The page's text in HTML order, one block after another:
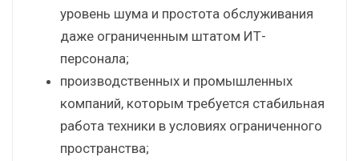
уровень шума и простота обслуживания
даже ограниченным штатом ИТ-
персонала;
производственных и промышленных
компаний, которым требуется стабильная
работа техники в условиях ограниченного
пространства;